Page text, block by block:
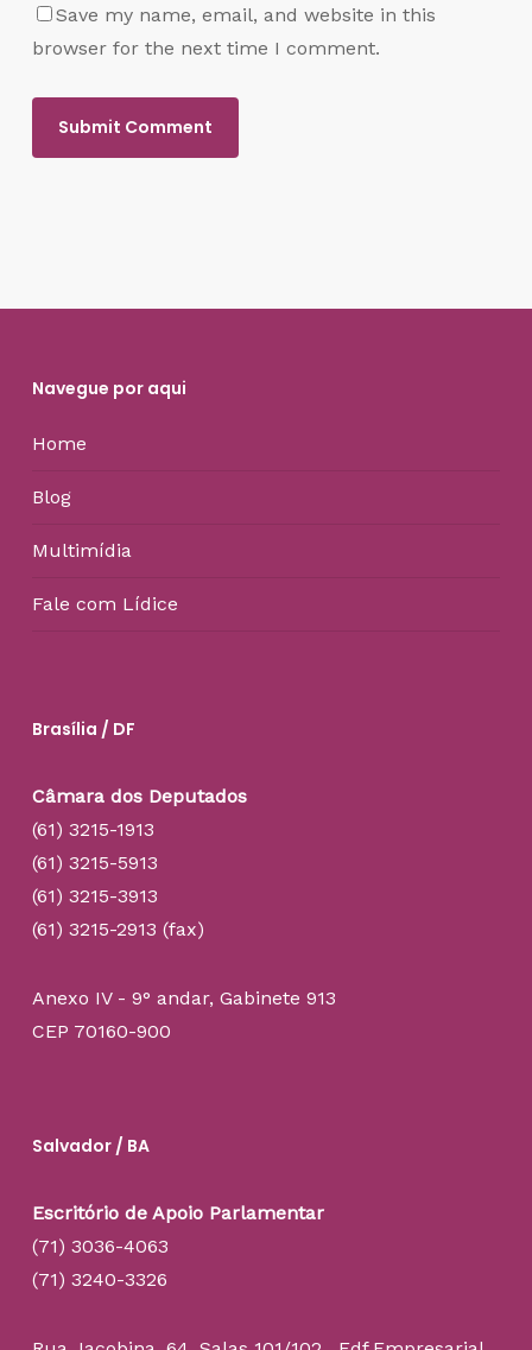
Save my name, email, and website in this
browser for the next time I comment.
Navegue por aqui
Home
Blog
Multimídia
Fale com Lídice
Brasília / DF
Câmara dos Deputados
(61) 3215-1913
(61) 3215-5913
(61) 3215-3913
(61) 3215-2913 (fax)
Anexo IV - 9° andar, Gabinete 913
CEP 70160-900
Salvador / BA
Escritório de Apoio Parlamentar
(71) 3036-4063
(71) 3240-3326